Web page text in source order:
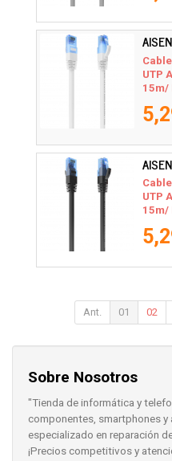
UTP
15m/
UTP
15m/
Ant. 01 02
Sobre Nosotros
"Tienda de informática y
componentes, smartphones
especializado en reparación
¡Precios competitivos y